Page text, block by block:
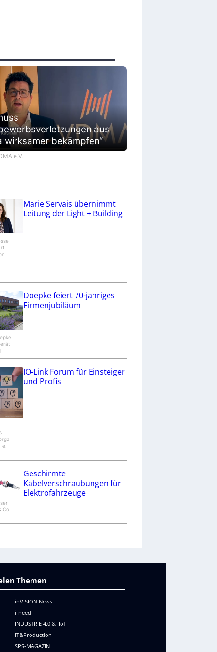
aus
wirksamer bekämpfen“
e.V.
Marie Servais übernimmt
Leitung der Light + Building
Doepke feiert 70-jähriges
Firmenjubiläum
e.
IO-Link Forum für Einsteiger
und Profis
Co.
Geschirmte
Kabelverschraubungen für
Elektrofahrzeuge
Themen
inVISION News
i-need
INDUSTRIE 4.0 & IIoT
IT&Production
SPS-MAGAZIN